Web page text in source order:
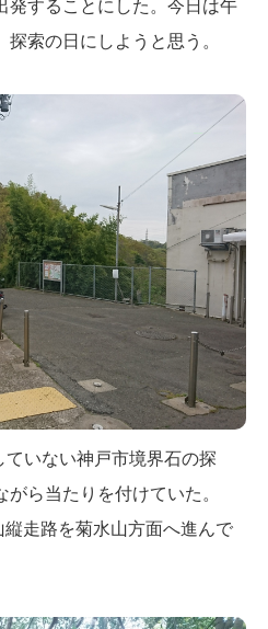
発することにした。今日は午
索の日にしようと思う。
いない神戸市境界石の探
ら当たりを付けていた。
走路を菊水山方面へ進んで